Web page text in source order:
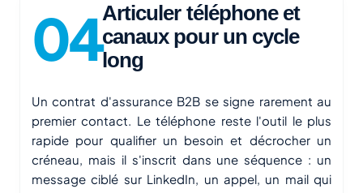
Articuler téléphone et
canaux pour un cycle
long
Un contrat d'assurance B2B se signe rarement au
premier contact. Le téléphone reste l'outil le plus
rapide pour qualifier un besoin et décrocher un
créneau, mais il s'inscrit dans une séquence : un
message ciblé sur LinkedIn, un appel, un mail qui